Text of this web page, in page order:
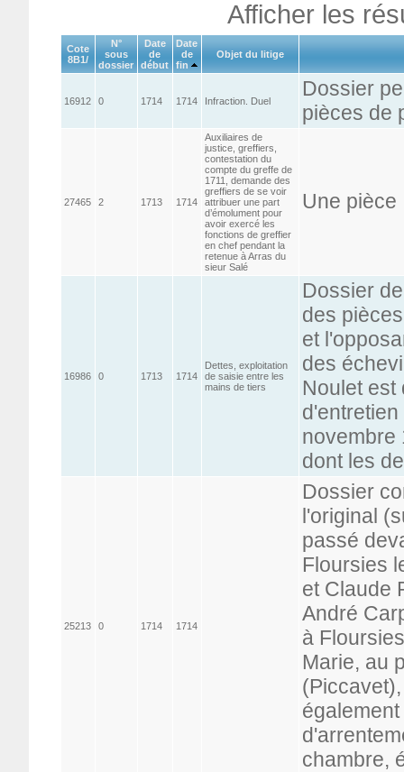
Afficher les
Cote
8B1/
N°
sous
dossier
Date
de
début
Date
de
fin
Objet du litige
16912 0 1714 1714 Infraction. Duel
Dossier
pièces de
27465 2 1713 1714
Auxiliaires de
justice, greffiers,
contestation du
compte du greffe de
1711, demande des
greffiers de se voir
attribuer une part
d’émolument pour
avoir exercé les
fonctions de greffier
en chef pendant la
retenue à Arras du
sieur Salé
Une pièce
16986 0 1713 1714
Dettes, exploitation
de saisie entre les
mains de tiers
Dossier
des
et
des
Noulet est
novembre
dont les
25213 0 1714 1714
Dossier
l'original
passé
Floursies
et Claude
André
à
Marie, au
chambre,